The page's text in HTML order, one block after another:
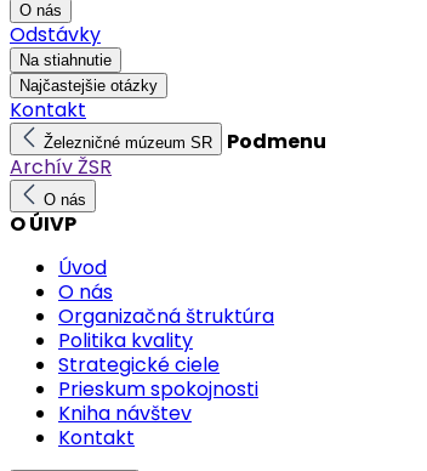
O nás
Odstávky
Na stiahnutie
Najčastejšie otázky
Kontakt
Železničné múzeum SR
Podmenu
Archív ŽSR
O nás
O ÚIVP
Úvod
O nás
Organizačná štruktúra
Politika kvality
Strategické ciele
Prieskum spokojnosti
Kniha návštev
Kontakt